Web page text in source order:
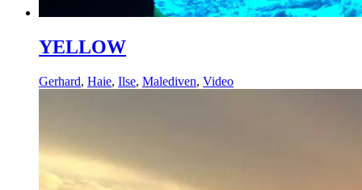
YELLOW
Gerhard, Haie, Ilse, Malediven, Video